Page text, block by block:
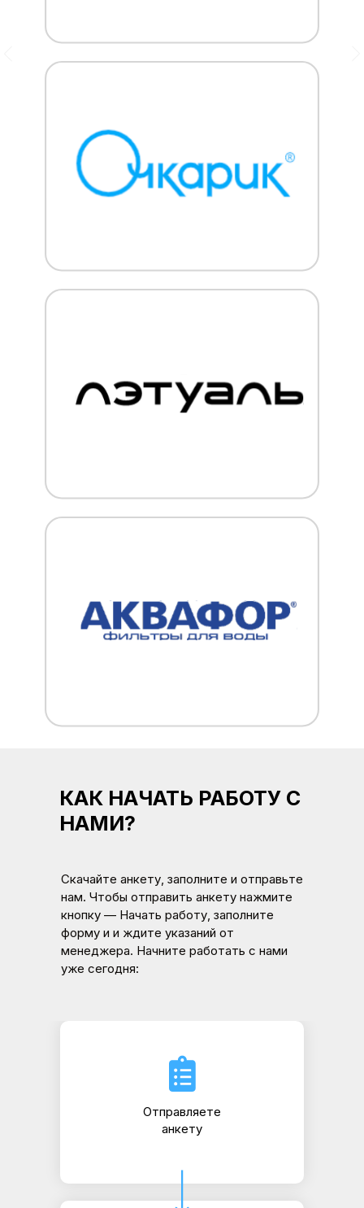
КАК НАЧАТЬ РАБОТУ С
НАМИ?
Скачайте анкету, заполните и отправьте
нам. Чтобы отправить анкету нажмите
кнопку — Начать работу, заполните
форму и и ждите указаний от
менеджера. Начните работать с нами
уже сегодня:
Отправляете
анкету